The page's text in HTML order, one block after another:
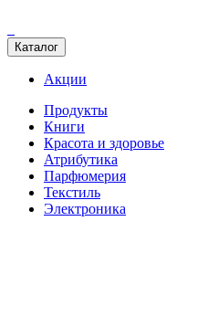
Каталог
Акции
Продукты
Книги
Красота и здоровье
Атрибутика
Парфюмерия
Текстиль
Электроника